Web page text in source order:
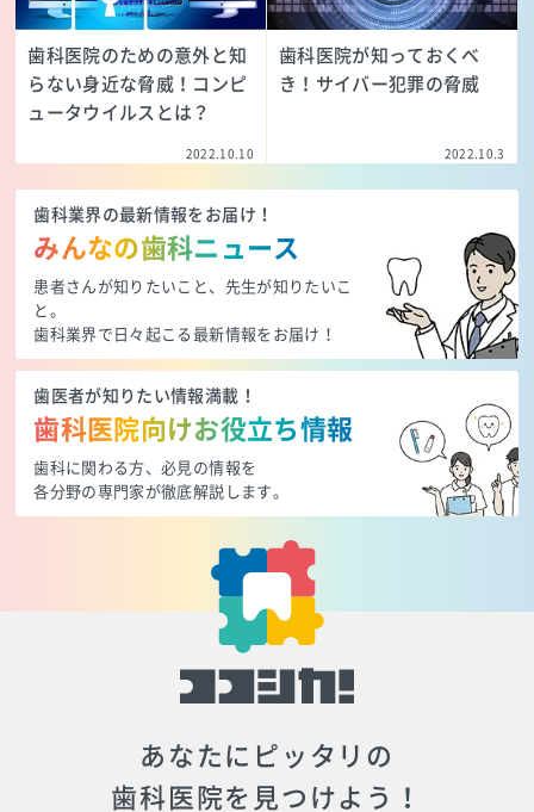
歯科医院のための意外と知
らない身近な脅威！コンピ
ュータウイルスとは？
2022.10.10
歯科医院が知っておくべ
き！サイバー犯罪の脅威
2022.10.3
歯科業界の最新情報をお届け！
みんなの歯科ニュース
患者さんが知りたいこと、先生が知りたいこ
と。
歯科業界で日々起こる最新情報をお届け！
歯医者が知りたい情報満載！
歯科医院向けお役立ち情報
歯科に関わる方、必見の情報を
各分野の専門家が徹底解説します。
あなたにピッタリの
歯科医院を見つけよう！